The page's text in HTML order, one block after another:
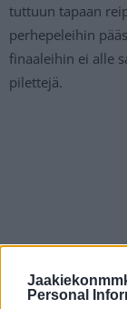
Personal
tuttuun tapaan
perhepeleihin
finaaleihin ei alle
pilettejä.